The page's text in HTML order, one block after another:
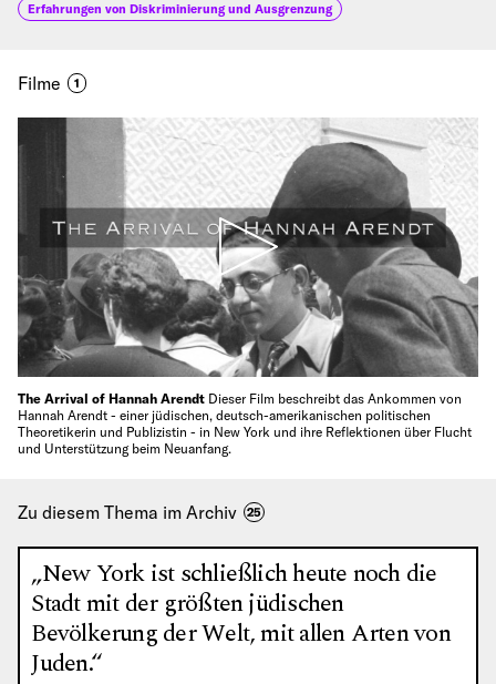
Erfahrungen von Diskriminierung und Ausgrenzung
Filme 1
The Arrival of Hannah Arendt Dieser Film beschreibt das Ankommen von
Hannah Arendt - einer jüdischen, deutsch-amerikanischen politischen
Theoretikerin und Publizistin - in New York und ihre Reflektionen über Flucht
und Unterstützung beim Neuanfang.
Zu diesem Thema im Archiv 25
„New York ist schließlich heute noch die
Stadt mit der größten jüdischen
Bevölkerung der Welt, mit allen Arten von
Juden.“